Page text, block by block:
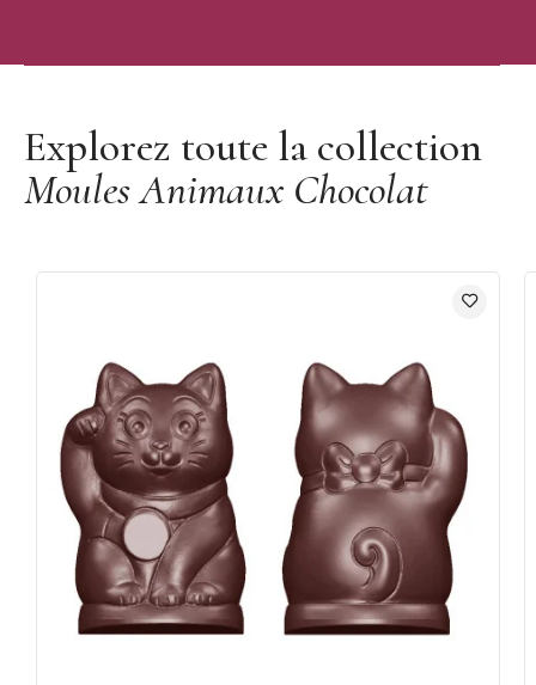
Explorez toute la collection
Moules Animaux Chocolat